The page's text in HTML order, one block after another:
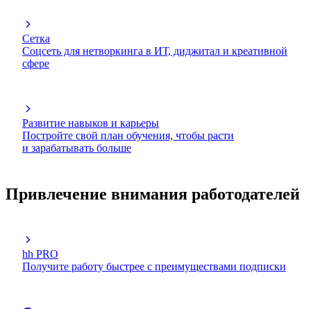
Сетка
Соцсеть для нетворкинга в ИТ, диджитал и креативной
сфере
Развитие навыков и карьеры
Постройте свой план обучения, чтобы расти
и зарабатывать больше
Привлечение внимания работодателей
hh PRO
Получите работу быстрее с преимуществами подписки